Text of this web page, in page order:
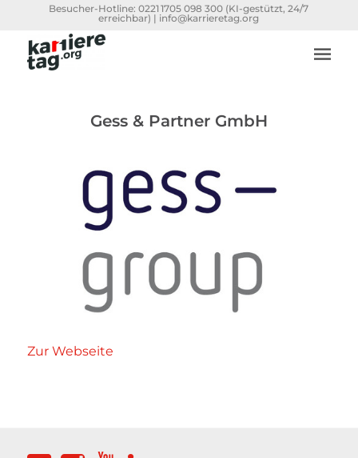
Besucher-Hotline:0221 1705 098 300 (KI-gestützt, 24/7
erreichbar) | info@karrieretag.org
Gess & Partner GmbH
Zur Webseite